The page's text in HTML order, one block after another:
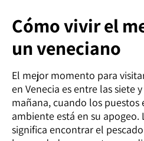
Cómo vivir el
un veneciano
El mejor momento para
en Venecia es entre las siete
mañana, cuando los puestos
ambiente está en su
significa encontrar el